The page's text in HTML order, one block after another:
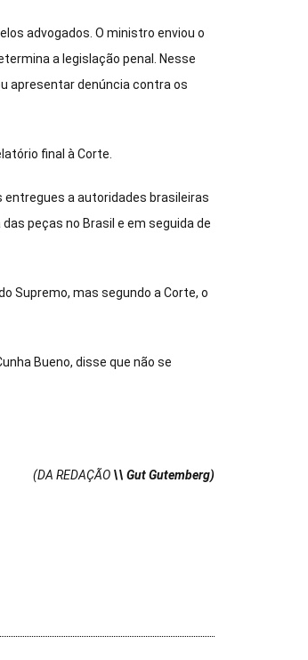
advogados. O ministro enviou o
a legislação penal. Nesse
apresentar denúncia contra os
final à Corte.
entregues a autoridades brasileiras
peças no Brasil e em seguida de
Supremo, mas segundo a Corte, o
Bueno, disse que não se
(DA REDAÇÃO \\ Gut Gutemberg)